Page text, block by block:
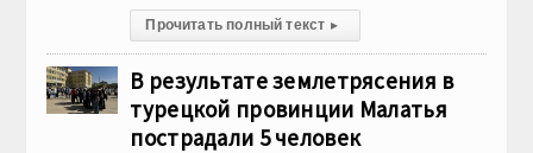
Прочитать полный текст ▸
В результате землетрясения в
турецкой провинции Малатья
пострадали 5 человек